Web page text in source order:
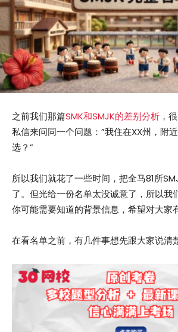
之前我们那篇SMK和SMJK的差别分析 ，
私信来问同一个问题：”我住在XX州，附
选？”
所以我们就花了一些时间，把全马81所
了。但光给一份名单太没诚意了，所以我
你可能需要知道的背景信息，希望对大家
在看名单之前，有几件事想先跟大家说清